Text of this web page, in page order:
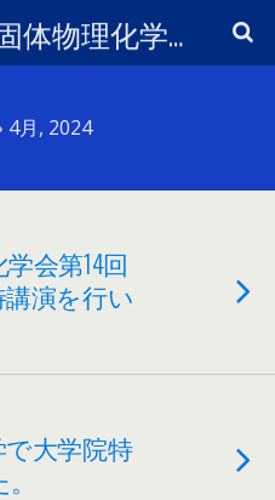
近松研究室（固体物理化学）
4月, 2024
会第14回
演を行い
大学院特